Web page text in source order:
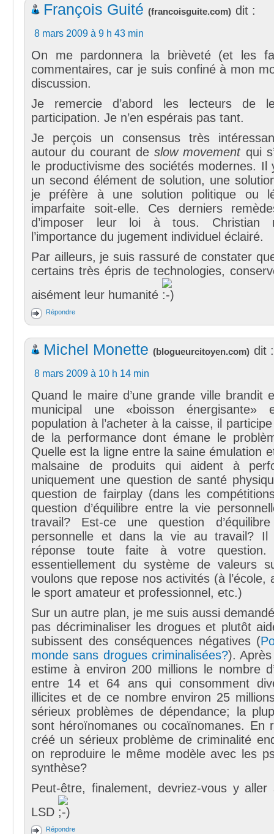
François Guité (francoisguite.com) dit :
8 mars 2009 à 9 h 43 min
On me pardonnera la brièveté (et les
commentaires, car je suis confiné à mon
discussion.
Je remercie d’abord les lecteurs de
participation. Je n’en espérais pas tant.
Je perçois un consensus très
autour du courant de slow movementqui
le productivisme des sociétés modernes.
un second élément de solution, une
je préfère à une solution politique ou
imparfaite soit-elle. Ces derniers
d’imposer leur loi à tous. Christian
l’importance du jugement individuel éclairé.
Par ailleurs, je suis rassuré de constater
certains très épris de technologies,
aisément leur humanité
Répondre
Michel Monette (blogueurcitoyen.com) dit :
8 mars 2009 à 10 h 14 min
Quand le maire d’une grande ville brandit
municipal une «boisson énergisante»
population à l’acheter à la caisse, il
de la performance dont émane le
Quelle est la ligne entre la saine émulation
malsaine de produits qui aident à
uniquement une question de santé
question de fairplay (dans les
question d’équilibre entre la vie
travail? Est-ce une question
personnelle et dans la vie au travail?
réponse toute faite à votre question.
essentiellement du système de valeurs
voulons que repose nos activités (à l’école,
le sport amateur et professionnel, etc.)
Sur un autre plan, je me suis aussi
pas décriminaliser les drogues et plutôt
subissent des conséquences négatives (
monde sans drogues criminalisées?). Après
estime à environ 200 millions le nombre
entre 14 et 64 ans qui consomment
illicites et de ce nombre environ 25
sérieux problèmes de dépendance; la
sont héroïnomanes ou cocaïnomanes. En
créé un sérieux problème de criminalité
on reproduire le même modèle avec les
synthèse?
Peut-être, finalement, devriez-vous y aller
LSD
Répondre